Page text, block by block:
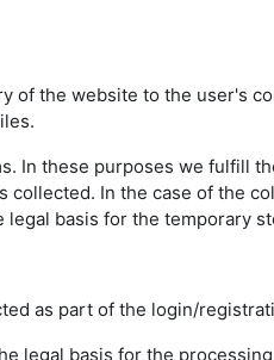
the website to the user's
these purposes we fulfill
In the case of the
basis for the temporary
as part of the login/
basis for the processing